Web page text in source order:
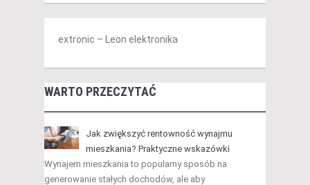
extronic – Leon elektronika
WARTO PRZECZYTAĆ
Jak zwiększyć rentowność wynajmu
mieszkania? Praktyczne wskazówki
Wynajem mieszkania to popularny sposób na
generowanie stałych dochodów, ale aby